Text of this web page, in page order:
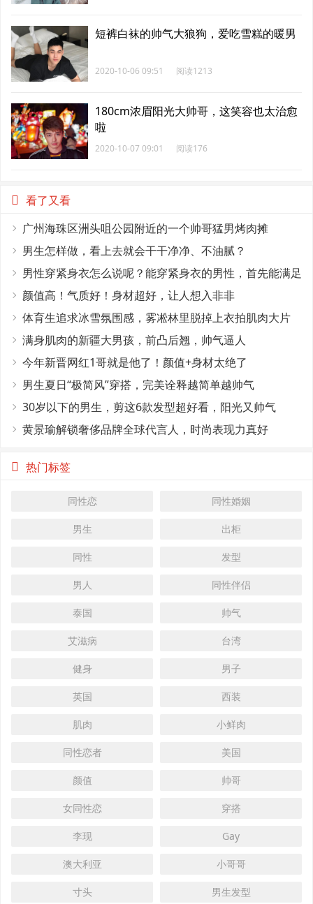
短裤白袜的帅气大狼狗，爱吃雪糕的暖男
2020-10-06 09:51 阅读1213
180cm浓眉阳光大帅哥，这笑容也太治愈
啦
2020-10-07 09:01 阅读176
看了又看
广州海珠区洲头咀公园附近的一个帅哥猛男烤肉摊
男生怎样做，看上去就会干干净净、不油腻？
男性穿紧身衣怎么说呢？能穿紧身衣的男性，首先能满足
这4个条件
颜值高！气质好！身材超好，让人想入非非
体育生追求冰雪氛围感，雾凇林里脱掉上衣拍肌肉大片
满身肌肉的新疆大男孩，前凸后翘，帅气逼人
今年新晋网红1哥就是他了！颜值+身材太绝了
男生夏日“极简风”穿搭，完美诠释越简单越帅气
30岁以下的男生，剪这6款发型超好看，阳光又帅气
黄景瑜解锁奢侈品牌全球代言人，时尚表现力真好
热门标签
同性恋 同性婚姻
男生 出柜
同性 发型
男人 同性伴侣
泰国 帅气
艾滋病 台湾
健身 男子
英国 西装
肌肉 小鲜肉
同性恋者 美国
颜值 帅哥
女同性恋 穿搭
李现 Gay
澳大利亚 小哥哥
寸头 男生发型